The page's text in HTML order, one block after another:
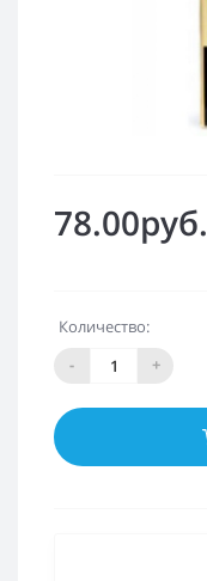
78.00руб.
Количество:
-
+